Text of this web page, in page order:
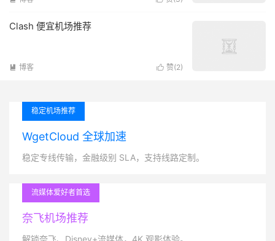
Clash 便宜机场推荐
 赞(2)
 博客
稳定机场推荐
WgetCloud 全球加速
稳定专线传输，金融级别 SLA，支持线路定制。
流媒体爱好者首选
奈飞机场推荐
解锁奈飞、Disney+流媒体，4K 观影体验。